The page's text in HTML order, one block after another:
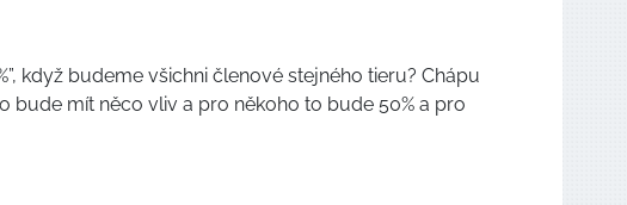
když budeme všichni členové stejného tieru? Chápu
bude mít něco vliv a pro někoho to bude 50% a pro